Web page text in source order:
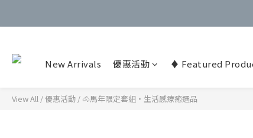
New Arrivals 優惠活動 ♦️ Featured
View All /優惠活動 / 🐴馬年限定套組‧生活感療癒選品